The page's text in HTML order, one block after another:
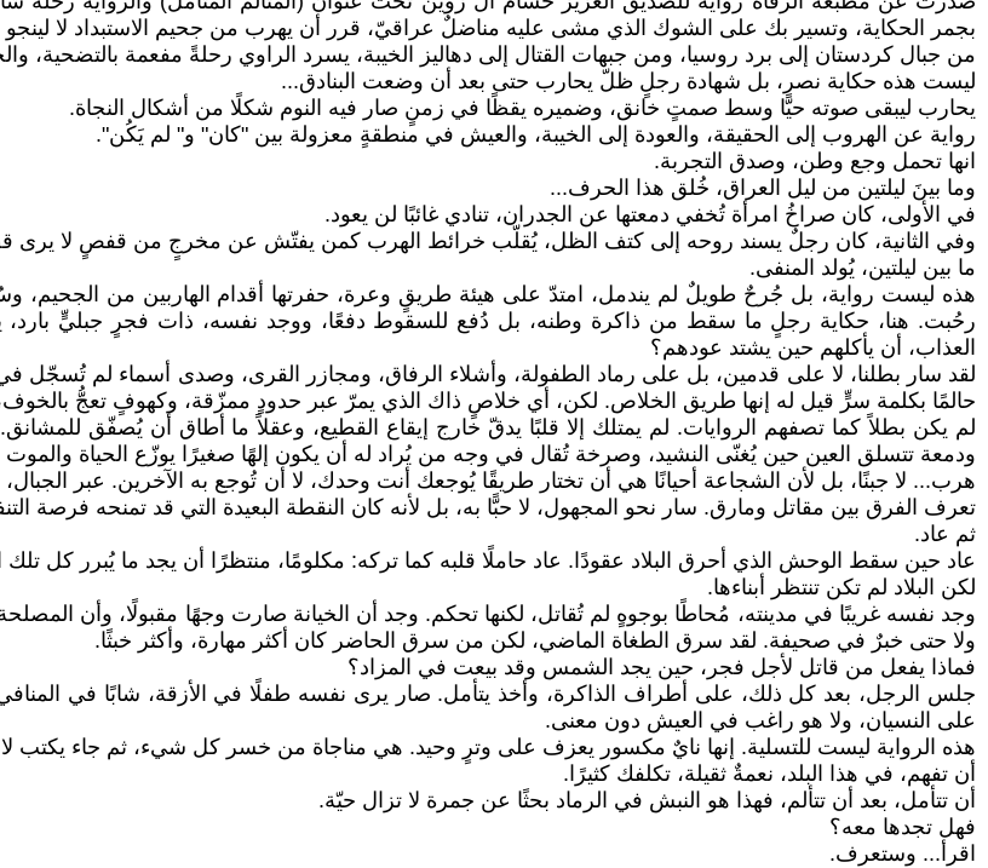
بجمر الحكاية، وتسير بك على الشوك الذي مشى عليه مناضلٌ عراقيّ، قرر أن يهرب من جحيم الاستبداد لا لينجو
من جبال كردستان إلى برد روسيا، ومن جبهات القتال إلى دهاليز الخيبة، يسرد الراوي رحلةً مفعمة بالتضحية،
ليست هذه حكاية نصر، بل شهادة رجلٍ ظلّ يحارب حتى بعد أن وضعت البنادق...
يحارب ليبقى صوته حيًّا وسط صمتٍ خانق، وضميره يقظًا في زمنٍ صار فيه النوم شكلًا من أشكال النجاة.
رواية عن الهروب إلى الحقيقة، والعودة إلى الخيبة، والعيش في منطقةٍ معزولة بين "كان" و" لم يَكُن".
انها تحمل وجع وطن، وصدق التجربة.
وما بينَ ليلتين من ليل العراق، خُلق هذا الحرف...
في الأولى، كان صراخُ امرأة تُخفي دمعتها عن الجدران، تنادي غائبًا لن يعود.
وفي الثانية، كان رجلٌ يسند روحه إلى كتف الظل، يُقلّب خرائط الهرب كمن يفتّش عن مخرجٍ من قفصٍ لا يرى
ما بين ليلتين، يُولد المنفى.
هذه ليست رواية، بل جُرحٌ طويلٌ لم يندمل، امتدّ على هيئة طريقٍ وعرة، حفرتها أقدام الهاربين من الجحيم،
رحُبت. هنا، حكاية رجلٍ ما سقط من ذاكرة وطنه، بل دُفع للسقوط دفعًا، ووجد نفسه، ذات فجرٍ جبليٍّ
العذاب، أن يأكلهم حين يشتد عودهم؟
لقد سار بطلنا، لا على قدمين، بل على رماد الطفولة، وأشلاء الرفاق، ومجازر القرى، وصدى أسماء لم تُسجّل
حالمًا بكلمة سرٍّ قيل له إنها طريق الخلاص. لكن، أي خلاصٍ ذاك الذي يمرّ عبر حدودٍ ممزّقة، وكهوفٍ تعجُّ بالخوف،
لم يكن بطلاً كما تصفهم الروايات. لم يمتلك إلا قلبًا يدقّ خارج إيقاع القطيع، وعقلاً ما أطاق أن يُصفّق
ودمعة تتسلق العين حين يُغنّى النشيد، وصرخة تُقال في وجه من يُراد له أن يكون إلهًا صغيرًا يوزّع الحياة
هرب... لا جبنًا، بل لأن الشجاعة أحيانًا هي أن تختار طريقًا يُوجعك أنت وحدك، لا أن تُوجع به الآخرين. عبر
تعرف الفرق بين مقاتل ومارق. سار نحو المجهول، لا حبًّا به، بل لأنه كان النقطة البعيدة التي قد تمنحه فرصة
ثم عاد.
عاد حين سقط الوحش الذي أحرق البلاد عقودًا. عاد حاملًا قلبه كما تركه: مكلومًا، منتظرًا أن يجد ما يُبرر كل
لكن البلاد لم تكن تنتظر أبناءها.
وجد نفسه غريبًا في مدينته، مُحاطًا بوجوهٍ لم تُقاتل، لكنها تحكم. وجد أن الخيانة صارت وجهًا مقبولًا، وأن
ولا حتى خبرٌ في صحيفة. لقد سرق الطغاة الماضي، لكن من سرق الحاضر كان أكثر مهارة، وأكثر خبثًا.
فماذا يفعل من قاتل لأجل فجر، حين يجد الشمس وقد بيعت في المزاد؟
جلس الرجل، بعد كل ذلك، على أطراف الذاكرة، وأخذ يتأمل. صار يرى نفسه طفلًا في الأزقة، شابًا في المنافي،
على النسيان، ولا هو راغب في العيش دون معنى.
هذه الرواية ليست للتسلية. إنها نايٌ مكسور يعزف على وترٍ وحيد. هي مناجاة من خسر كل شيء، ثم جاء يكتب لا
أن تفهم، في هذا البلد، نعمةٌ ثقيلة، تكلفك كثيرًا.
أن تتأمل، بعد أن تتألم، فهذا هو النبش في الرماد بحثًا عن جمرة لا تزال حيّة.
فهل تجدها معه؟
اقرأ... وستعرف.